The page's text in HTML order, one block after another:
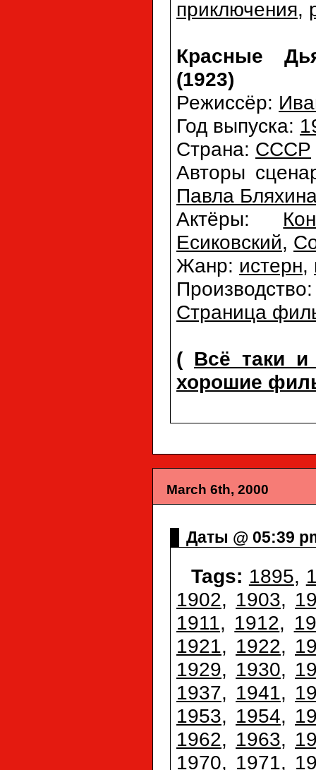
приключения,
Красные
(1923)
Режиссёр:
Год выпуска:
Страна: СССР
Авторы
Павла
Актёры:
Есиковский,
Жанр: истерн,
Страница
( Всё таки
хорошие
March 6th, 2000
Даты @ 05:39
Tags: 1895,
1902, 1903,
1911, 1912,
1921, 1922,
1929, 1930,
1937, 1941,
1953, 1954,
1962, 1963,
1970, 1971,